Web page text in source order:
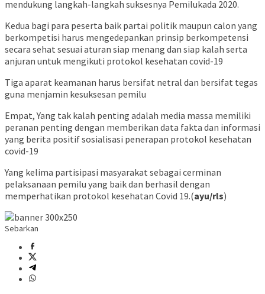
mendukung langkah-langkah suksesnya Pemilukada 2020.
Kedua bagi para peserta baik partai politik maupun calon yang
berkompetisi harus mengedepankan prinsip berkompetensi
secara sehat sesuai aturan siap menang dan siap kalah serta
anjuran untuk mengikuti protokol kesehatan covid-19
Tiga aparat keamanan harus bersifat netral dan bersifat tegas
guna menjamin kesuksesan pemilu
Empat, Yang tak kalah penting adalah media massa memiliki
peranan penting dengan memberikan data fakta dan informasi
yang berita positif sosialisasi penerapan protokol kesehatan
covid-19
Yang kelima partisipasi masyarakat sebagai cerminan
pelaksanaan pemilu yang baik dan berhasil dengan
memperhatikan protokol kesehatan Covid 19.(ayu/rls)
Sebarkan